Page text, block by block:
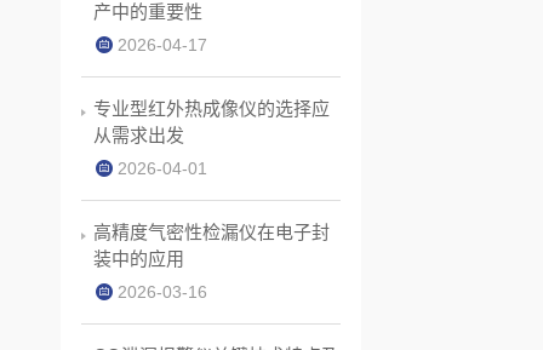
产中的重要性
2026-04-17
专业型红外热成像仪的选择应
从需求出发
2026-04-01
高精度气密性检漏仪在电子封
装中的应用
2026-03-16